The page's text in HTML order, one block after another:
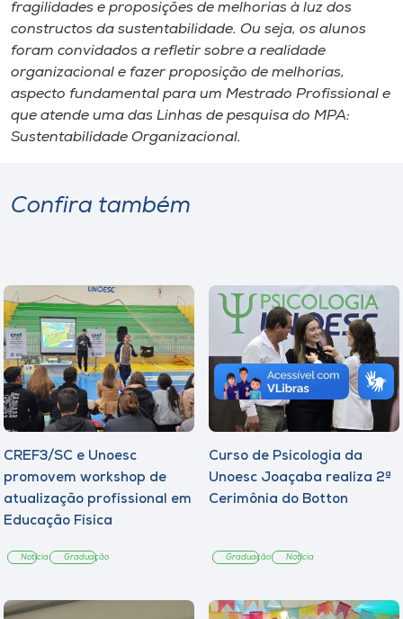
fragilidades e proposições de melhorias à luz dos
constructos da sustentabilidade. Ou seja, os alunos
foram convidados a refletir sobre a realidade
organizacional e fazer proposição de melhorias,
aspecto fundamental para um Mestrado Profissional e
que atende uma das Linhas de pesquisa do MPA:
Sustentabilidade Organizacional.
Confira também
CREF3/SC e Unoesc
promovem workshop de
atualização profissional em
Educação Física
Notícia Graduação
Curso de Psicologia da
Unoesc Joaçaba realiza 2ª
Cerimônia do Botton
Graduação Notícia